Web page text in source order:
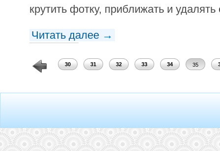
крутить фотку, приближать и удалять
Читать далее →
29 30 31 32 33 34 35